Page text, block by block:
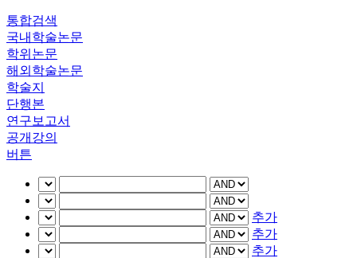
통합검색
국내학술논문
학위논문
해외학술논문
학술지
단행본
연구보고서
공개강의
버튼
추가
추가
추가